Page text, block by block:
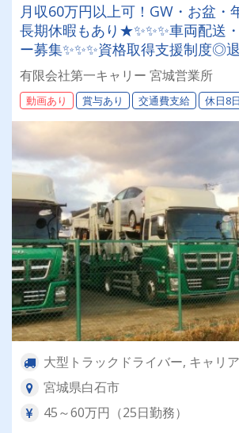
月収60万円以上可！GW・お盆・
長期休暇もあり★✨✨✨車両配送
ー募集✨✨✨資格取得支援制度◎
業年金制度◎安心して長く働ける
す！
有限会社第一キャリー 宮城営業所
動画あり 賞与あり 交通費支給 休日8
大型トラックドライバー, キャリ
宮城県白石市
45～60万円（25日勤務）